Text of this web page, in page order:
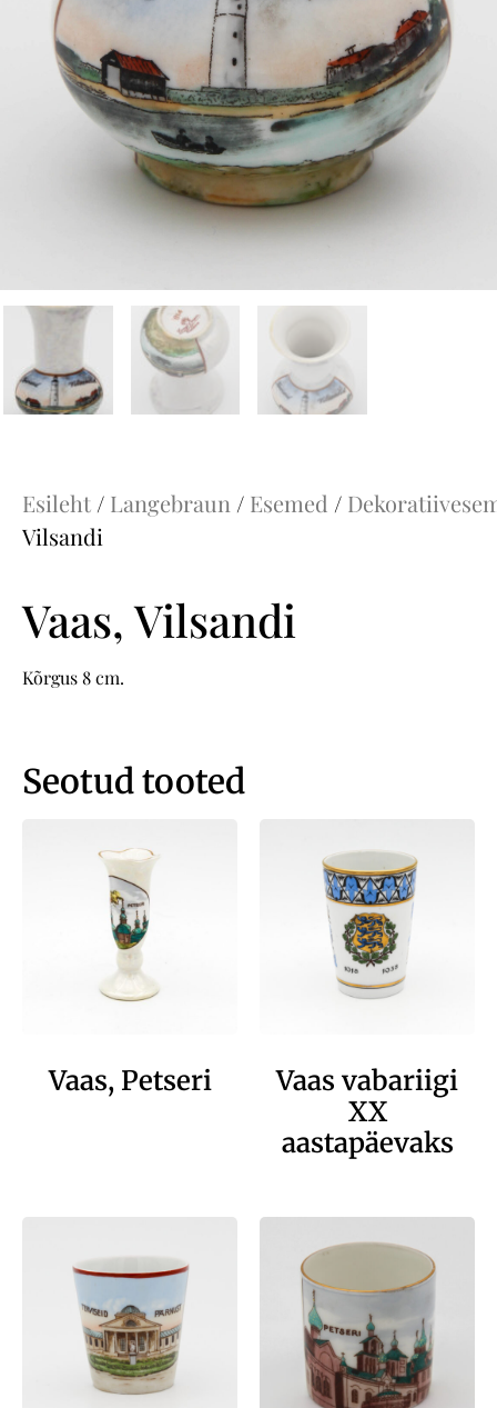
Esileht / Langebraun / Esemed /
Vilsandi
Vaas, Vilsandi
Kõrgus 8 cm.
Seotud tooted
Vaas, Petseri
Vaas vabariigi
XX
aastapäevaks